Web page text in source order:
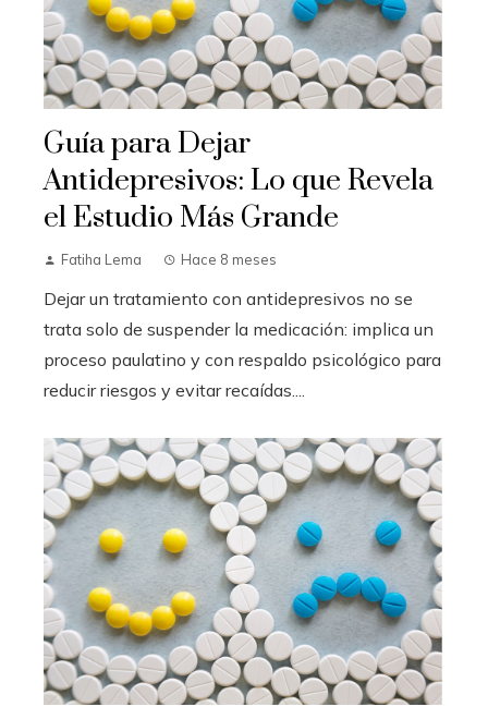
Guía para Dejar
Antidepresivos: Lo que Revela
el Estudio Más Grande
Fatiha Lema Hace 8 meses
Dejar un tratamiento con antidepresivos no se
trata solo de suspender la medicación: implica un
proceso paulatino y con respaldo psicológico para
reducir riesgos y evitar recaídas....